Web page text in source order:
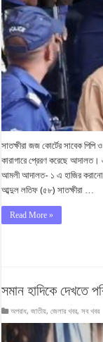
সাতক্ষীরা জজ কোর্টের সাবেক
কারাগারে প্রেরণ করেছে আদালত।
আমলী আদালত- ১ এ হাজির করানো
আব্দুল লতিফ (৫৮) সাতক্ষীরা …
Read More »
সমান হাদিকে দেখতে
অপরাধ,জাতীয়,জেলার খবর,সব খবর